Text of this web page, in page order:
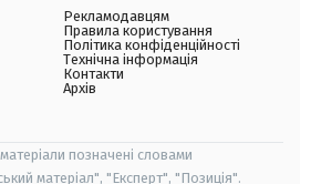
Рекламодавцям
Правила користування
Політика конфіденційності
Технічна інформація
Контакти
Архів
позначені словами
матеріал", "Експерт", "Позиція".